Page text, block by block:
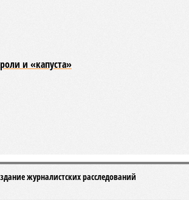
всё больше, и здесь уже среди
опасности Европа. Небывалая жара,
этом и прошлом годах в Италии и во
подтверждение.
Animals и экзотика, впрочем, не менее
в частности, «лимнические
мало кто слышал. Речь идёт о
количество углекислого газа
из глубин озёр, образуя невидимое
облако, которое безжалостно убивает
Катастрофа на озере Ньос в Камеруне
выброса CO₂, накрывшего